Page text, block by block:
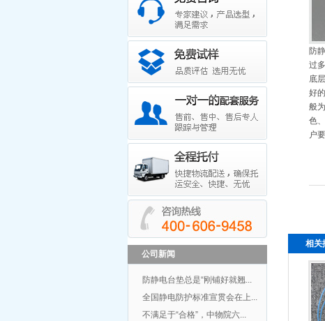
公司新闻
防静电台垫总是“刚铺好就翘...
全国静电防护标准宣贯会在上...
不满足于“合格”，中物院六...
防
过
底
好
般
色
户
相关